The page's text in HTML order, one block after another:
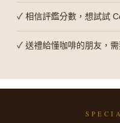
✓ 相信評鑑分數，想試試
✓ 送禮給懂咖啡的朋友，